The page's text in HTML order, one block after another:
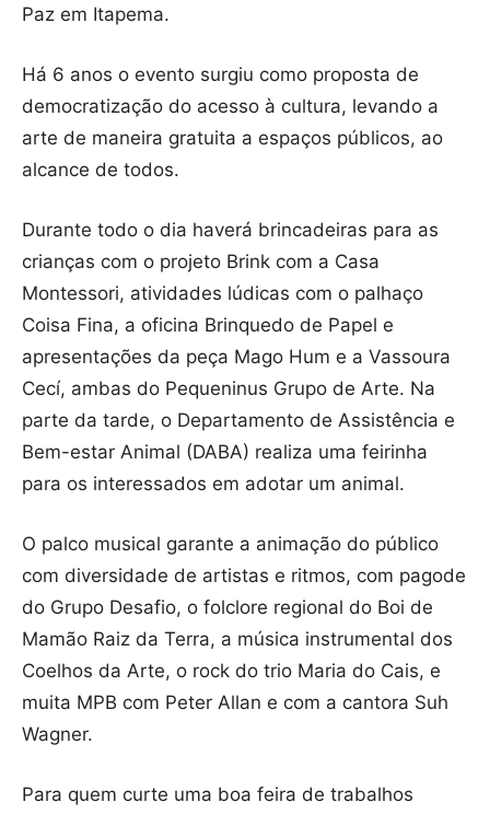
Paz em Itapema.
Há 6 anos o evento surgiu como proposta de
democratização do acesso à cultura, levando a
arte de maneira gratuita a espaços públicos, ao
alcance de todos.
Durante todo o dia haverá brincadeiras para as
crianças com o projeto Brink com a Casa
Montessori, atividades lúdicas com o palhaço
Coisa Fina, a oficina Brinquedo de Papel e
apresentações da peça Mago Hum e a Vassoura
Cecí, ambas do Pequeninus Grupo de Arte. Na
parte da tarde, o Departamento de Assistência e
Bem-estar Animal (DABA) realiza uma feirinha
para os interessados em adotar um animal.
O palco musical garante a animação do público
com diversidade de artistas e ritmos, com pagode
do Grupo Desafio, o folclore regional do Boi de
Mamão Raiz da Terra, a música instrumental dos
Coelhos da Arte, o rock do trio Maria do Cais, e
muita MPB com Peter Allan e com a cantora Suh
Wagner.
Para quem curte uma boa feira de trabalhos